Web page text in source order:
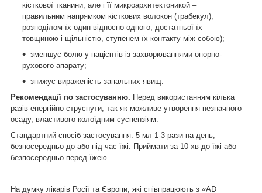
кісткової тканини, але і її микроархитектоникой –
правильним напрямком кісткових волокон (трабекул),
розподілом їх один відносно одного, достатньої їх
товщиною і щільністю, ступенем їх контакту між собою);
зменшує болю у пацієнтів із захворюваннями опорно-
рухового апарату;
знижує вираженість запальних явищ.
Рекомендації по застосуванню. Перед використанням кілька
разів енергійно струснути, так як можливе утворення незначного
осаду, властивого колоїдним суспензіям.
Стандартний спосіб застосування: 5 мл 1-3 рази на день,
безпосередньо до або під час їжі. Приймати за 10 хв до їжі або
безпосередньо перед їжею.
На думку лікарів Росії та Європи, які співпрацюють з «AD